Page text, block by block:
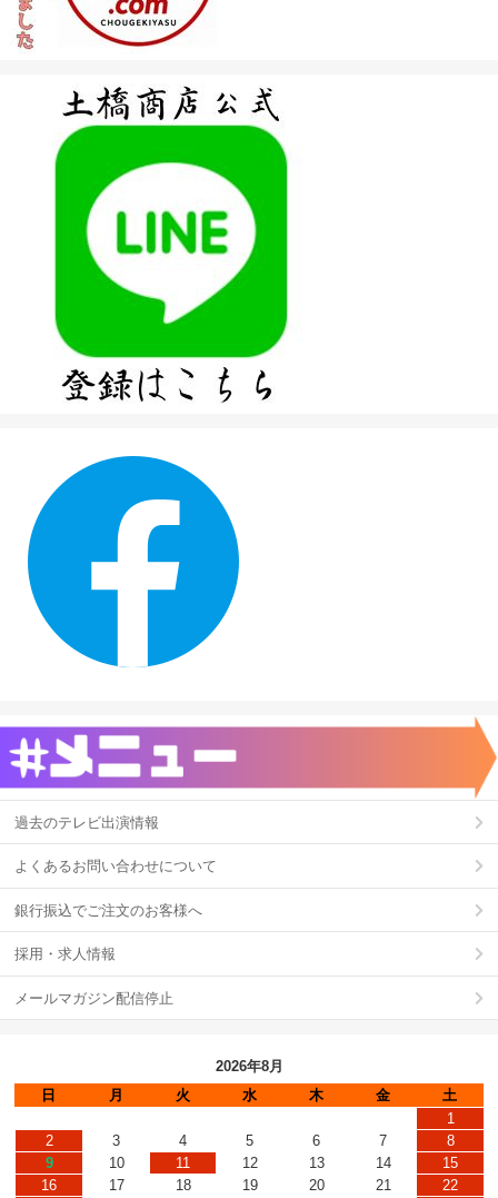
過去のテレビ出演情報
よくあるお問い合わせについて
銀行振込でご注文のお客様へ
採用・求人情報
メールマガジン配信停止
2026年8月
日
月 火 水 木 金
土
1
2
3 4 5 6 7
8
9
10 11 12 13 14
15
16
17 18 19 20 21 22